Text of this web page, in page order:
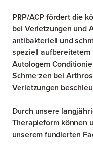
PRP/ACP fördert die
bei Verletzungen und
antibakteriell und
speziell aufbereitetem
Autologem
Schmerzen bei
Verletzungen
Durch unsere
Therapieform können
unserem fundierten